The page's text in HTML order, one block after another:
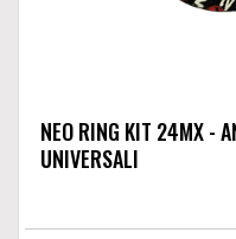
NEO RING KIT 24MX -
UNIVERSALI